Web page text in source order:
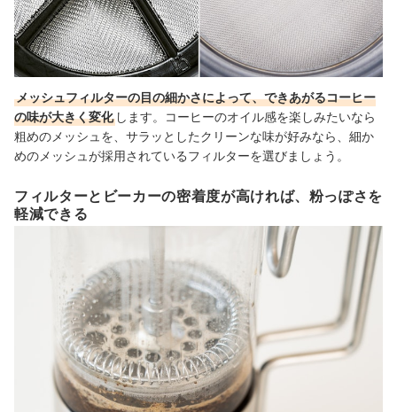
メッシュフィルターの目の細かさによって、できあがるコーヒー
の味が大きく変化 します。コーヒーのオイル感を楽しみたいなら
粗めのメッシュを、サラッとしたクリーンな味が好みなら、細か
めのメッシュが採用されているフィルターを選びましょう。
フィルターとビーカーの密着度が高ければ、粉っぽさを
軽減できる